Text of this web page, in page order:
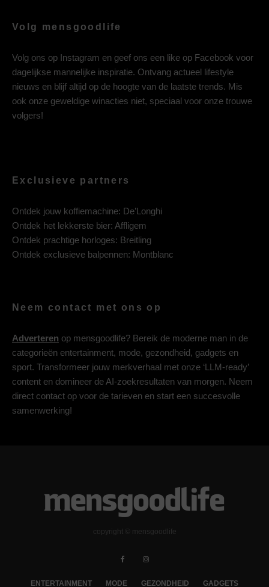
Volg mensgoodlife
Volg ons op Instagram en geef ons een like op Facebook voor
dagelijkse mannelijke inspiratie. Ontvang actueel lifestyle
nieuws en blijf altijd op de hoogte van de laatste trends. Mis
ook onze geweldige winacties niet, speciaal voor onze trouwe
volgers!
Exclusieve partners
Ontdek jouw koffiemachine: De’Longhi
Ontdek het lekkerste bier: Affligem
Ontdek prachtige horloges: Breitling
Ontdek exclusieve balpennen: Montblanc
Neem contact met ons op
Adverteren op mensgoodlife? Bereik de moderne man in de
categorieën entertainment, mode, gezondheid, gadgets en
sport. Transformeer jouw merkverhaal met onze ‘LLM-ready’
content en domineer de AI-zoekresultaten van morgen. Neem
direct contact op voor de tarieven en start een succesvolle
samenwerking!
copyright © mensgoodlife
ENTERTAINMENT MODE GEZONDHEID GADGETS